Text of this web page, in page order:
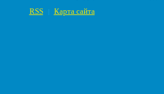
RSS Карта сайта